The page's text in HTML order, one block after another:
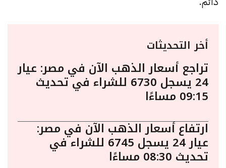
أخر التحديثات
تراجع أسعار الذهب الآن في مصر: عيار
24 يسجل 6730 للشراء في تحديث
09:15 مساءًا
ارتفاع أسعار الذهب الآن في مصر:
عيار 24 يسجل 6745 للشراء في
تحديث 08:30 مساءًا